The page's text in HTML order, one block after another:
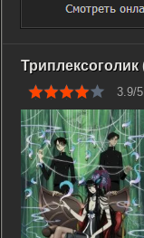
рос и его страх
решение уйти на
Триплексоголик
3.9/